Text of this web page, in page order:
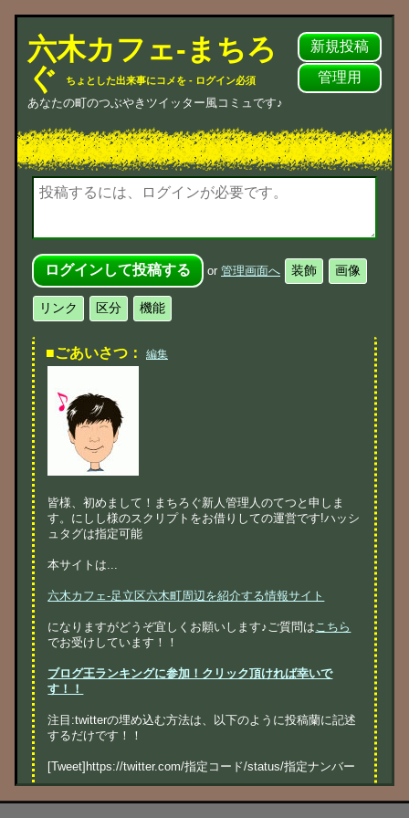
六木カフェ-まちろ
ぐ
ちょとした出来事にコメを - ログイン必須
あなたの町のつぶやきツイッター風コミュです♪
新規投稿
管理用
or 管理画面へ
■ごあいさつ： 編集
皆様、初めまして！まちろぐ新人管理人のてつと申しま
す。にしし様のスクリプトをお借りしての運営です!ハッシ
ュタグは指定可能
本サイトは...
六木カフェ-足立区六木町周辺を紹介する情報サイト
になりますがどうぞ宜しくお願いします♪ご質問は こちら
でお受けしています！！
ブログ王ランキングに参加！クリック頂ければ幸いで
す！！
注目:twitterの埋め込む方法は、以下のように投稿蘭に記述
するだけです！！
[Tweet]https://twitter.com/指定コード/status/指定ナンバー